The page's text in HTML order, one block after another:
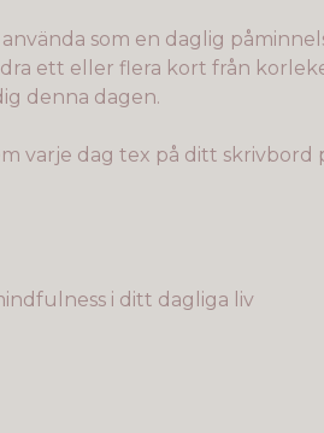
som en daglig
ett eller flera kort från
denna dagen.
varje dag tex på ditt
i ditt dagliga liv